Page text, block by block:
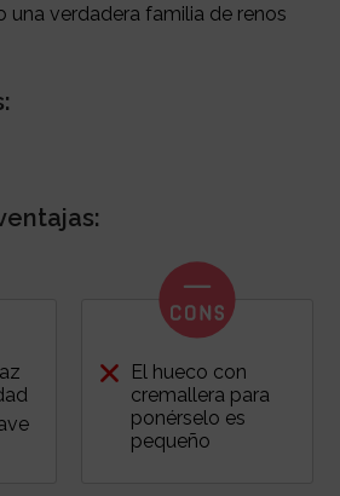
una verdadera familia de renos
El hueco con
cremallera para
ponérselo es
pequeño